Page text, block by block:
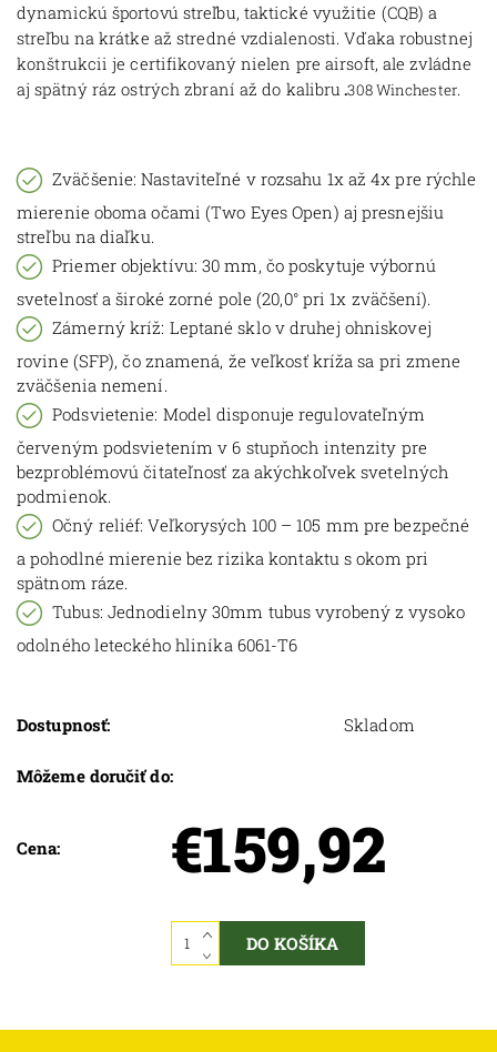
dynamickú športovú streľbu, taktické využitie (CQB) a
streľbu na krátke až stredné vzdialenosti. Vďaka robustnej
konštrukcii je certifikovaný nielen pre airsoft, ale zvládne
aj spätný ráz ostrých zbraní až do kalibru.308 Winchester.
Zväčšenie: Nastaviteľné v rozsahu 1x až 4x pre rýchle
mierenie oboma očami (Two Eyes Open) aj presnejšiu
streľbu na diaľku.
Priemer objektívu: 30 mm, čo poskytuje výbornú
svetelnosť a široké zorné pole (20,0° pri 1x zväčšení).
Zámerný kríž: Leptané sklo v druhej ohniskovej
rovine (SFP), čo znamená, že veľkosť kríža sa pri zmene
zväčšenia nemení.
Podsvietenie: Model disponuje regulovateľným
červeným podsvietením v 6 stupňoch intenzity pre
bezproblémovú čitateľnosť za akýchkoľvek svetelných
podmienok.
Očný reliéf: Veľkorysých 100 – 105 mm pre bezpečné
a pohodlné mierenie bez rizika kontaktu s okom pri
spätnom ráze.
Tubus: Jednodielny 30mm tubus vyrobený z vysoko
odolného leteckého hliníka 6061-T6
Dostupnosť: Skladom
Môžeme doručiť do:
Cena: €159,92